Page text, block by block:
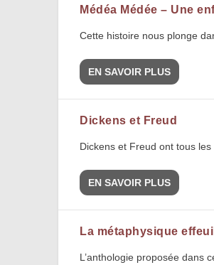
Médéa Médée – Une
Cette histoire nous plonge
EN SAVOIR PLUS
Dickens et Freud
Dickens et Freud ont tous les
EN SAVOIR PLUS
La métaphysique
L’anthologie proposée dans